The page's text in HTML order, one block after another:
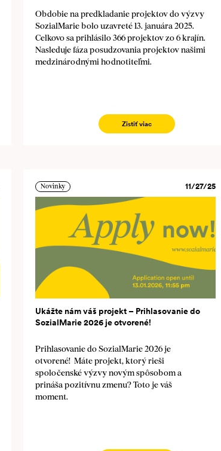
Obdobie na predkladanie projektov do výzvy
SozialMarie bolo uzavreté 13. januára 2025.
Celkovo sa prihlásilo 366 projektov zo 6 krajín.
Nasleduje fáza posudzovania projektov našimi
medzinárodnými hodnotiteľmi.
Zistiť viac
Novinky 11/27/25
Ukážte nám váš projekt – Prihlasovanie do
SozialMarie 2026 je otvorené!
Prihlasovanie do SozialMarie 2026 je
otvorené! Máte projekt, ktorý rieši
spoločenské výzvy novým spôsobom a
prináša pozitívnu zmenu? Toto je váš
moment.